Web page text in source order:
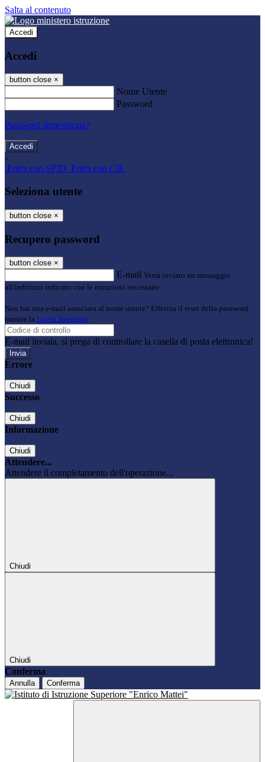
Salta al contenuto
Accedi
Accedi
button close ×
Nome Utente
Password
Password dimenticata?
-
Entra con SPID Entra con CIE
Seleziona utente
button close ×
Recupero password
button close ×
E-mail Verrà inviato un messaggio
all'indirizzo indicato con le istruzioni necessarie.
Non hai una e-mail associata al nome utente? Effettua il reset della password
tramite la Login Spaggiari
E-mail inviata, si prega di controllare la casella di posta elettronica!
Errore
Chiudi
Successo
Chiudi
Informazione
Chiudi
Attendere...
Attendere il completamento dell'operazione...
Chiudi
Chiudi
Conferma
Annulla Conferma